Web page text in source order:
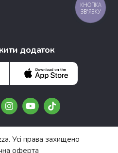
додаток
Усі права захищено
оферта
не всі знають 🎁
— шукай у нашому
🔍
КНОПКА
ЗВ'ЯЗКУ